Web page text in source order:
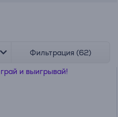
Фильтрация (62)